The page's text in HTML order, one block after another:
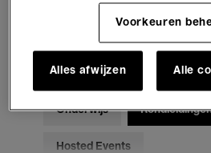
Voor iedereen Kids’
Onderwijs
Hosted Events
Voorkeuren
Alles afwijzen Alle